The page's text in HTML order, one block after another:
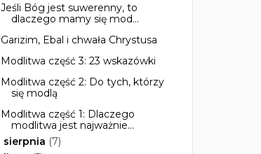
Jeśli Bóg jest suwerenny, to
dlaczego mamy się mod...
Garizim, Ebal i chwała Chrystusa
Modlitwa część 3: 23 wskazówki
Modlitwa część 2: Do tych, którzy
się modlą
Modlitwa część 1: Dlaczego
modlitwa jest najważnie...
sierpnia (7)